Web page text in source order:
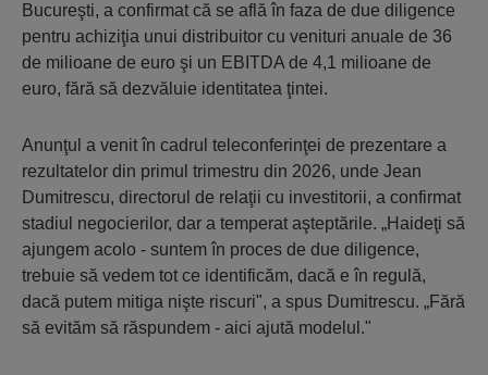
Bucureşti, a confirmat că se află în faza de due diligence
pentru achiziţia unui distribuitor cu venituri anuale de 36
de milioane de euro şi un EBITDA de 4,1 milioane de
euro, fără să dezvăluie identitatea ţintei.
Anunţul a venit în cadrul teleconferinţei de prezentare a
rezultatelor din primul trimestru din 2026, unde Jean
Dumitrescu, directorul de relaţii cu investitorii, a confirmat
stadiul negocierilor, dar a temperat aşteptările. „Haideţi să
ajungem acolo - suntem în proces de due diligence,
trebuie să vedem tot ce identificăm, dacă e în regulă,
dacă putem mitiga nişte riscuri", a spus Dumitrescu. „Fără
să evităm să răspundem - aici ajută modelul."